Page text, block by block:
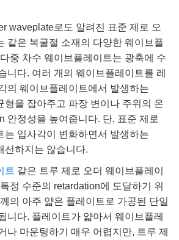
waveplate로도 알려진 표준 제로 오
같은 복굴절 소재의 다양한 웨이브플
중 차수 웨이브플레이트는 광축에 수
니다. 여러 개의 웨이브플레이트를 레
의 웨이브플레이트에서 발생하는
형을 잡아주고 파장 변이나 주위의 온
안정성을 높여줍니다. 단, 표준 제로
는 입사각이 변화하면서 발생하는
선하지는 않습니다.
트 같은 트루 제로 오더 웨이브플레이
정 수준의 retardation에 도달하기 위
의 아주 얇은 플레이트로 가공된 단일
니다. 플레이트가 얇아서 웨이브플레
나 마운팅하기 매우 어렵지만, 트루 제